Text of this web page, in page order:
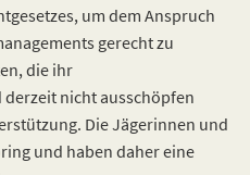
um dem Anspruch
gerecht zu
die ihr
nicht ausschöpfen
Die Jägerinnen und
und haben daher eine